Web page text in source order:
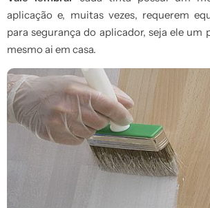
aplicação e, muitas vezes, requerem
para segurança do aplicador, seja ele um
mesmo ai em casa.